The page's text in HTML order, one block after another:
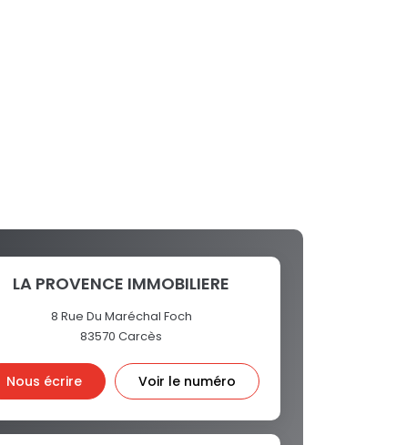
LA PROVENCE IMMOBILIERE
8 Rue Du Maréchal Foch
83570Carcès
Nous écrire Voir le numéro